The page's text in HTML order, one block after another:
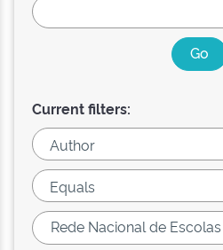
Current filters: